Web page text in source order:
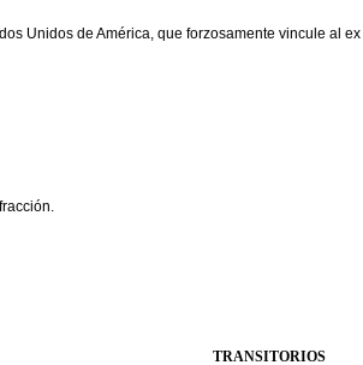
Unidos de América, que forzosamente vincule al
TRANSITORIOS